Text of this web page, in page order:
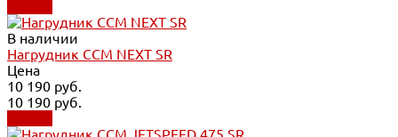
В наличии
Нагрудник CCM NEXT SR
Цена
10 190 руб.
10 190 руб.